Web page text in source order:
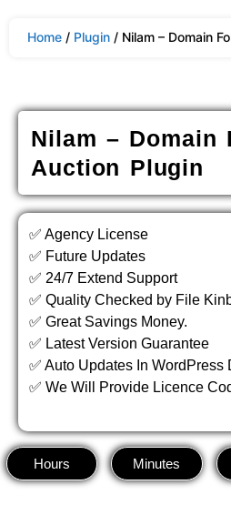
Home / Plugin / Nilam – Domain
Nilam – Domain
Auction Plugin
✅ Agency License
✅ Future Updates
✅ 24/7 Extend Support
✅ Quality Checked by File
✅ Great Savings Money.
✅ Latest Version Guarantee
✅ Auto Updates In WordPress
✅ We Will Provide Licence
Hours Minutes